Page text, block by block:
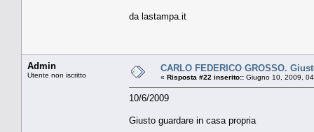
da lastampa.it
Admin
Utente non iscritto
CARLO FEDERICO GROSSO.
« Risposta #22 inserito:: Giugno 10, 2009,
10/6/2009
Giusto guardare in casa propria